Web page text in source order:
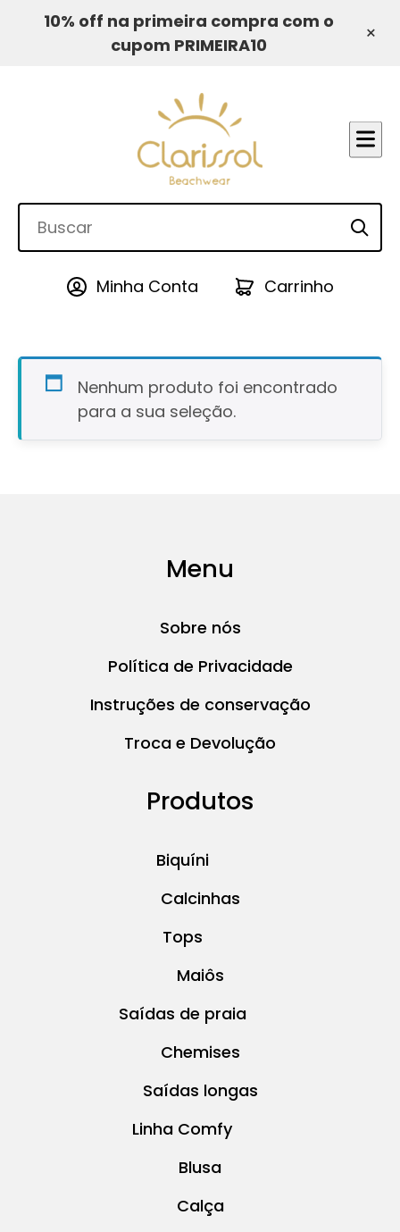
10% off na primeira compra com o
cupom PRIMEIRA10
×
Minha Conta Carrinho
Nenhum produto foi encontrado
para a sua seleção.
Menu
Sobre nós
Política de Privacidade
Instruções de conservação
Troca e Devolução
Produtos
Biquíni
Calcinhas
Tops
Maiôs
Saídas de praia
Chemises
Saídas longas
Linha Comfy
Blusa
Calça